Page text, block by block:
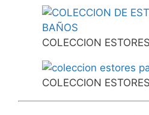
COLECCION
COLECCION